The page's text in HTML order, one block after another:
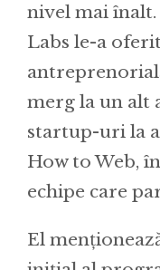
nivel mai
Labs le-a
merg la un alt
startup-uri la
How to Web,
echipe care
El